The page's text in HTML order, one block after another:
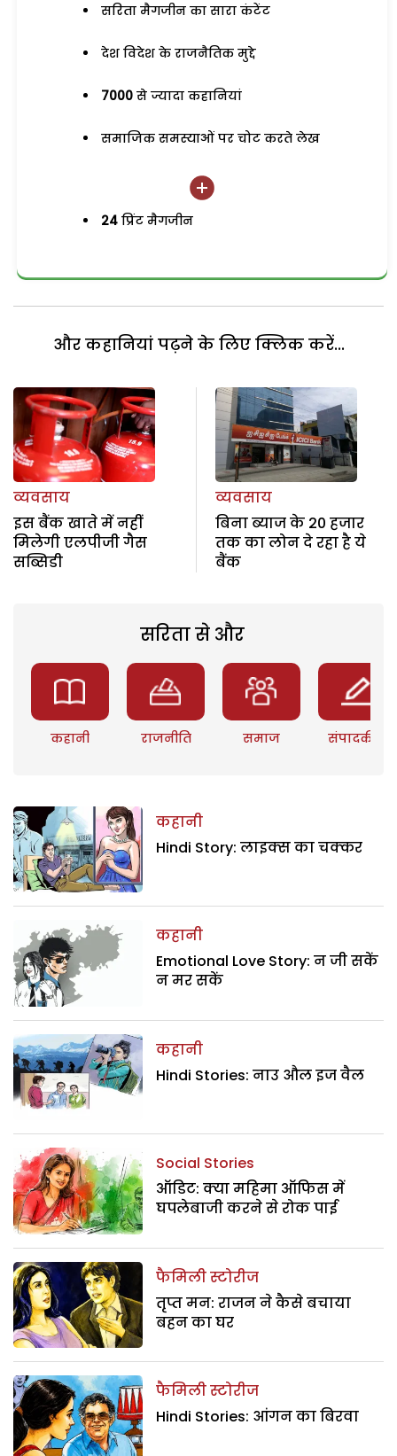
सरिता मैगजीन का सारा कंटेंट
देश विदेश के राजनैतिक मुद्दे
7000 से ज्यादा कहानियां
समाजिक समस्याओं पर चोट करते लेख
24 प्रिंट मैगजीन
और कहानियां पढ़ने के लिए क्लिक करें...
व्यवसाय
इस बैंक खाते में नहीं
मिलेगी एलपीजी गैस
सब्सिडी
व्यवसाय
बिना ब्याज के 20 हजार
तक का लोन दे रहा है ये
बैंक
सरिता से और
कहानी राजनीति समाज संपादकीय
कहानी
Hindi Story: लाइक्स का चक्कर
कहानी
Emotional Love Story: न जी सकें
न मर सकें
कहानी
Hindi Stories: नाउ औल इज वैल
Social Stories
ऑडिट: क्या महिमा ऑफिस में
घपलेबाजी करने से रोक पाई
फैमिली स्टोरीज
तृप्त मन: राजन ने कैसे बचाया
बहन का घर
फैमिली स्टोरीज
Hindi Stories: आंगन का बिरवा